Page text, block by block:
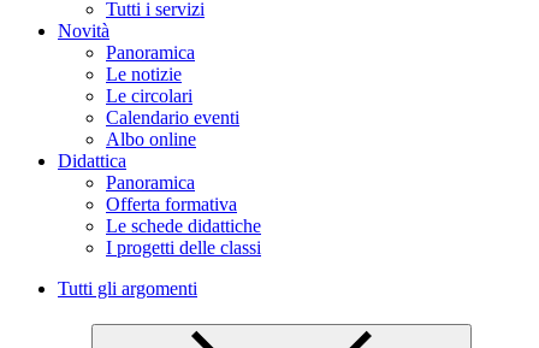
Tutti i servizi
Novità
Panoramica
Le notizie
Le circolari
Calendario eventi
Albo online
Didattica
Panoramica
Offerta formativa
Le schede didattiche
I progetti delle classi
Tutti gli argomenti